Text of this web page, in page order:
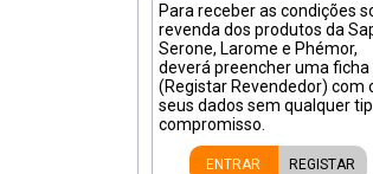
Para receber as condições
revenda dos produtos da
Serone, Larome e Phémor,
deverá preencher uma ficha
(Registar Revendedor) com
seus dados sem qualquer
compromisso.
ENTRAR REGISTAR